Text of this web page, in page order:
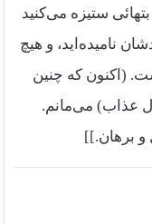
ستیزه می‌کنید
نامیده‌اید، و هیچ
(اکنون که چنین
عذاب) می‌مانم.
برهان.]]